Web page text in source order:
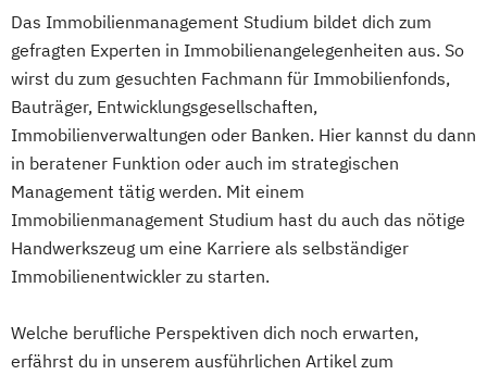
Kultur- und Medienpädagogik
Logistikmanagement Logopädie
Machine Learning (EN)
Management (DE/EN) Marketing
Marketing und digitale Medien
Marketingmanagement Maschinenbau
Master of Business Administration (DE/EN)
Mechatronik
Mediation und Konfliktmanagement
Medienmanagement
Das Immobilienmanagement Studium bildet dich zum
gefragten Experten in Immobilienangelegenheiten aus. So
wirst du zum gesuchten Fachmann für Immobilienfonds,
Bauträger, Entwicklungsgesellschaften,
Immobilienverwaltungen oder Banken. Hier kannst du dann
in beratener Funktion oder auch im strategischen
Management tätig werden. Mit einem
Immobilienmanagement Studium hast du auch das nötige
Handwerkszeug um eine Karriere als selbständiger
Immobilienentwickler zu starten.
Welche berufliche Perspektiven dich noch erwarten,
erfährst du in unserem ausführlichen Artikel zum